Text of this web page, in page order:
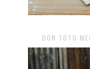
DON TOTO